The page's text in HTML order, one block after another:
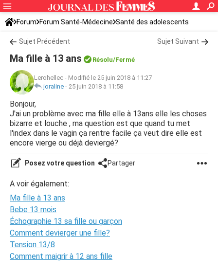
Forum Forum Santé-Médecine Santé des adolescents
Sujet Précédent Sujet Suivant
Ma fille à 13 ans Résolu/Fermé
Lerohellec - Modifié le 25 juin 2018 à 11:27
joraline - 25 juin 2018 à 11:58
Bonjour,
J'ai un problème avec ma fille elle à 13ans elle les choses
bizarre et louche , ma question est que quand tu met
l'index dans le vagin ça rentre facile ça veut dire elle est
encore vierge ou déjà deviergé?
Posez votre question Partager
A voir également:
Ma fille à 13 ans
Bebe 13 mois
Échographie 13 sa fille ou garçon
Comment devierger une fille?
Tension 13/8
Comment maigrir à 12 ans fille